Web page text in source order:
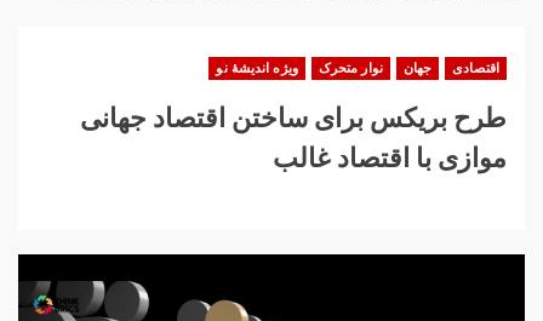
اقتصادی جهان نوار متحرک ویژه اندیشهٔ نو
طرح بریکس برای ساختن اقتصاد جهانی
موازی با اقتصاد غالب